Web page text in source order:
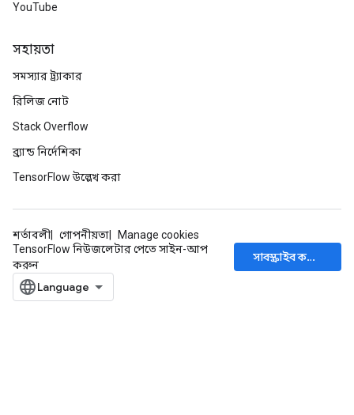
YouTube
সহায়তা
সমস্যার ট্র্যাকার
রিলিজ নোট
Stack Overflow
ব্র্যান্ড নির্দেশিকা
TensorFlow উল্লেখ করা
শর্তাবলী গোপনীয়তা
Manage cookies
TensorFlow নিউজলেটার পেতে সাইন-আপ
করুন
সাবস্ক্রাইব করুন